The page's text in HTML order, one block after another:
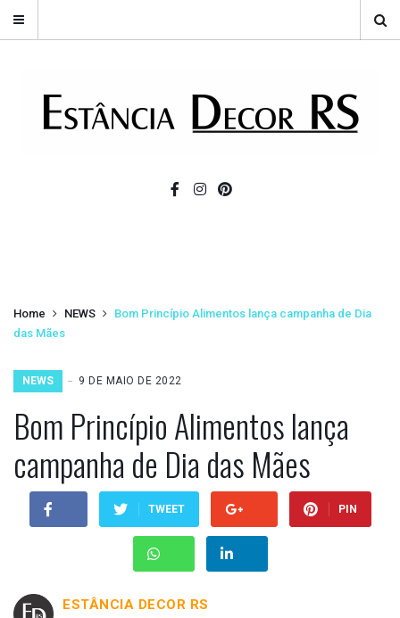
Home NEWS
Bom Princípio Alimentos lança campanha de Dia
das Mães
NEWS 9 DE MAIO DE 2022
Bom Princípio Alimentos lança
campanha de Dia das Mães
TWEET PIN
ESTÂNCIA DECOR RS